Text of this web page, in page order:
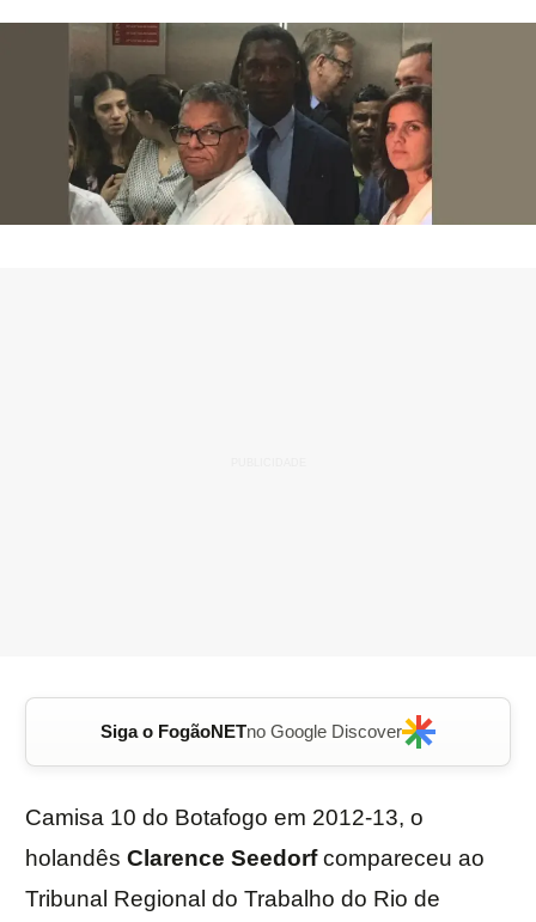
Siga o FogãoNETno Google Discover
Camisa 10 do Botafogo em 2012-13, o
holandês Clarence Seedorfcompareceu ao
Tribunal Regional do Trabalho do Rio de